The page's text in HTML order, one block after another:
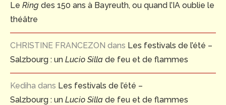
Le Ring des 150 ans à Bayreuth, ou quand l’IA oublie le
théâtre
CHRISTINE FRANCEZON dans Les festivals de l’été –
Salzbourg : un Lucio Silla de feu et de flammes
Kediha dans Les festivals de l’été –
Salzbourg : un Lucio Silla de feu et de flammes